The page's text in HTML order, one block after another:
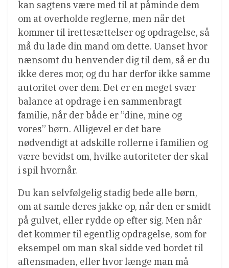
kan sagtens være med til at påminde dem
om at overholde reglerne, men når det
kommer til irettesættelser og opdragelse, så
må du lade din mand om dette. Uanset hvor
nænsomt du henvender dig til dem, så er du
ikke deres mor, og du har derfor ikke samme
autoritet over dem. Det er en meget svær
balance at opdrage i en sammenbragt
familie, når der både er ”dine, mine og
vores” børn. Alligevel er det bare
nødvendigt at adskille rollerne i familien og
være bevidst om, hvilke autoriteter der skal
i spil hvornår.
Du kan selvfølgelig stadig bede alle børn,
om at samle deres jakke op, når den er smidt
på gulvet, eller rydde op efter sig. Men når
det kommer til egentlig opdragelse, som for
eksempel om man skal sidde ved bordet til
aftensmaden, eller hvor længe man må